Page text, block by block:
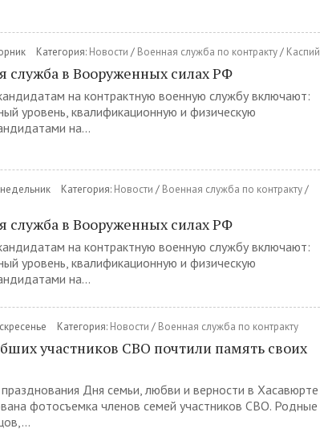
Категория: Новости / Военная служба по контракту/ Каспий
служба в Вооруженных силах РФ
на контрактную военную службу включают:
уровень, квалификационную и физическую
на...
Категория: Новости / Военная служба по контракту/
служба в Вооруженных силах РФ
на контрактную военную службу включают:
уровень, квалификационную и физическую
на...
Категория: Новости / Военная служба по контракту
участников СВО почтили память своих
Дня семьи, любви и верности в Хасавюрте
фотосъемка членов семей участников СВО. Родные